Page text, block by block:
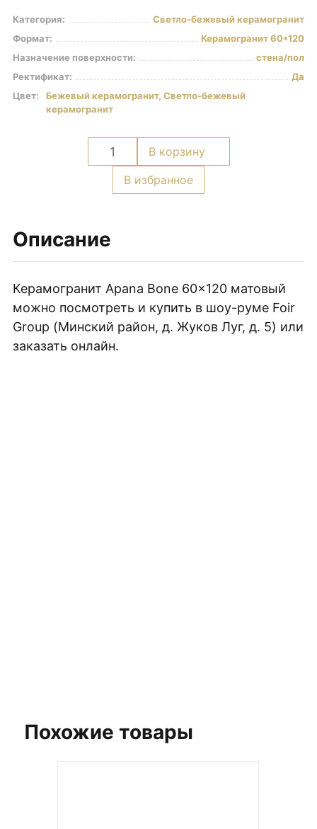
Категория:
Светло-бежевый керамогранит
Формат:
Керамогранит 60*120
Назначение поверхности:
стена/пол
Ректификат:
Да
Цвет:
Бежевый керамогранит, Светло-бежевый
керамогранит
В избранное
Количество
товара
Керамогранит
Apana
матовый
В корзину
Описание
Керамогранит Apana Bone 60×120 матовый
можно посмотреть и купить в шоу-руме Foir
Group (Минский район, д. Жуков Луг, д. 5) или
заказать онлайн.
Похожие товары
Керамогранит под Дерево
Белый керамогранит
Черно-белый керамогранит
Бежевый керамогранит
Керамогранит коричневый
Черный керамогранит
Керамогранит для ванной
Керамогранит для фасада
Керамогранит для кухни
Керамогранит для стен
Керамическая плитка
Плитка керамическая глянцевая
Плитка керамическая матовая